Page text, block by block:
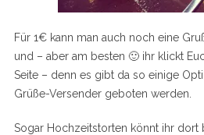
Für 1€ kann man auch noch eine
und – aber am besten 🙂 ihr klickt
Seite – denn es gibt da so einige
Grüße-Versender geboten werden.
Sogar Hochzeitstorten könnt ihr dort